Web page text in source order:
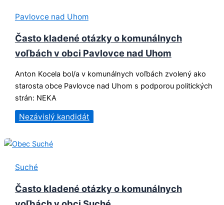
Pavlovce nad Uhom
Často kladené otázky o komunálnych
voľbách v obci Pavlovce nad Uhom
Anton Kocela bol/a v komunálnych voľbách zvolený ako
starosta obce Pavlovce nad Uhom s podporou politických
strán: NEKA
Nezávislý kandidát
Suché
Často kladené otázky o komunálnych